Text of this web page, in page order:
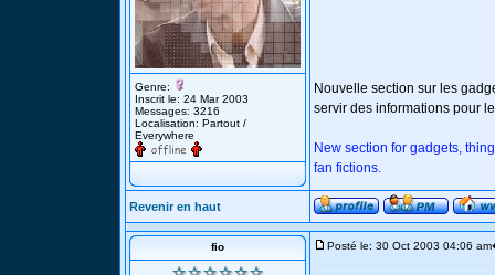
Genre:
Inscrit le: 24 Mar 2003
Messages: 3216
Localisation: Partout /
Everywhere
Nouvelle section sur les
servir des informations pour
New section for gadgets,
fan fictions.
Revenir en haut
fio Posté le: 30 Oct 2003 04:06 am